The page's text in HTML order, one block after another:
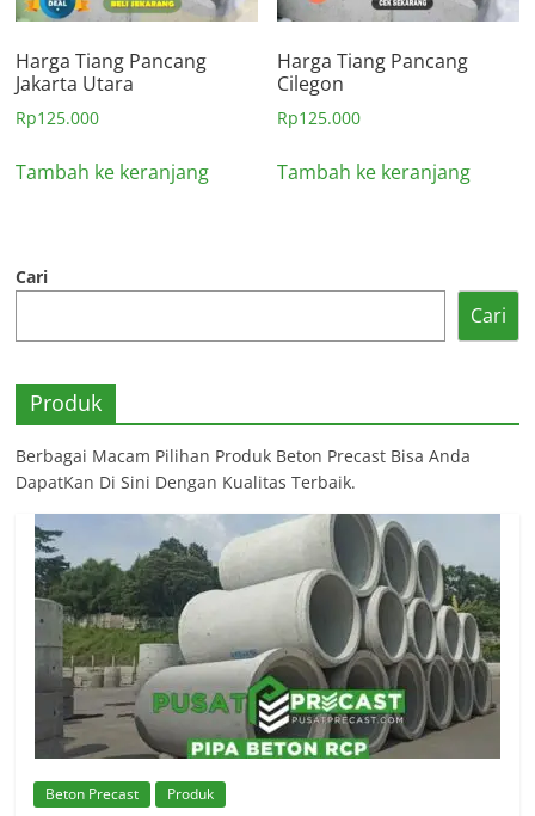
Harga Tiang Pancang
Jakarta Utara
Rp125.000
Tambah ke keranjang
Harga Tiang Pancang
Cilegon
Rp125.000
Tambah ke keranjang
Cari
Cari
Produk
Berbagai Macam Pilihan Produk Beton Precast Bisa Anda
DapatKan Di Sini Dengan Kualitas Terbaik.
Beton Precast Produk